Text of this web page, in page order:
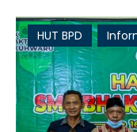
HUT BPD